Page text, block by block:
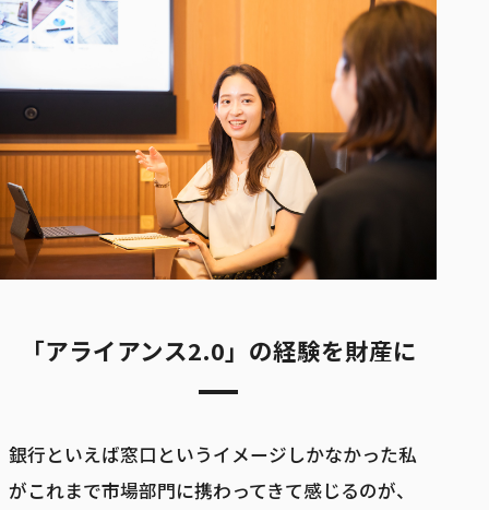
「アライアンス2.0」の経験を財産に
銀行といえば窓口というイメージしかなかった私
がこれまで市場部門に携わってきて感じるのが、